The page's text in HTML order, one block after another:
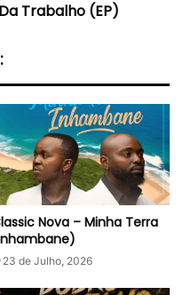
Trabalho (EP)
Nova – Minha Terra
23 de Julho, 2026